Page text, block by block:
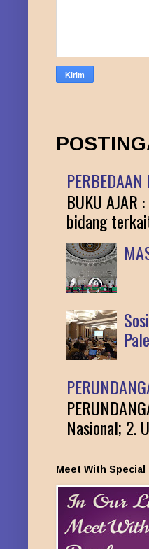
BUKU
bidang
Nasional; 2.
Meet With Special